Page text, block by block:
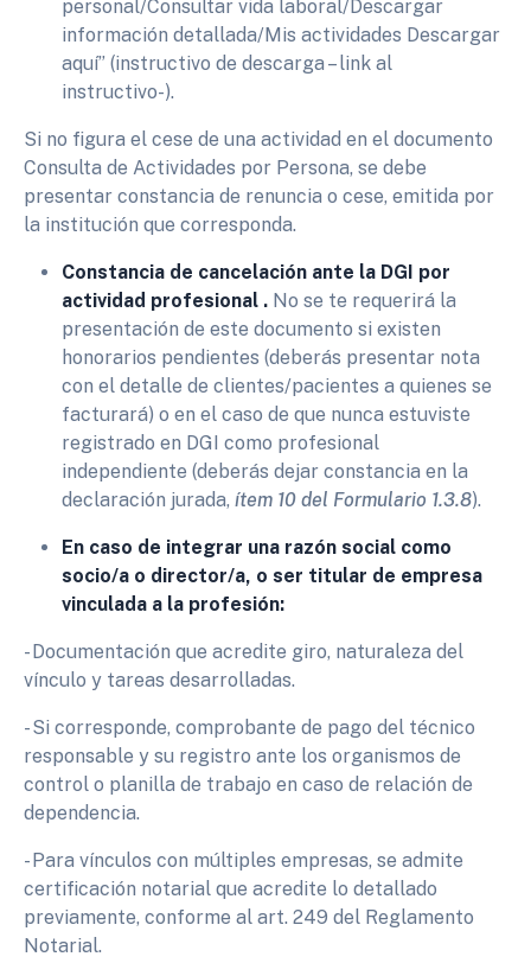
personal/Consultar vida laboral/Descargar
información detallada/Mis actividades Descargar
aquí” (instructivo de descarga – link al
instructivo-).
Si no figura el cese de una actividad en el documento
Consulta de Actividades por Persona, se debe
presentar constancia de renuncia o cese, emitida por
la institución que corresponda.
Constancia de cancelación ante la DGI por
actividad profesional . No se te requerirá la
presentación de este documento si existen
honorarios pendientes (deberás presentar nota
con el detalle de clientes/pacientes a quienes se
facturará) o en el caso de que nunca estuviste
registrado en DGI como profesional
independiente (deberás dejar constancia en la
declaración jurada, ítem 10 del Formulario 1.3.8).
En caso de integrar una razón social como
socio/a o director/a, o ser titular de empresa
vinculada a la profesión:
- Documentación que acredite giro, naturaleza del
vínculo y tareas desarrolladas.
- Si corresponde, comprobante de pago del técnico
responsable y su registro ante los organismos de
control o planilla de trabajo en caso de relación de
dependencia.
- Para vínculos con múltiples empresas, se admite
certificación notarial que acredite lo detallado
previamente, conforme al art. 249 del Reglamento
Notarial.